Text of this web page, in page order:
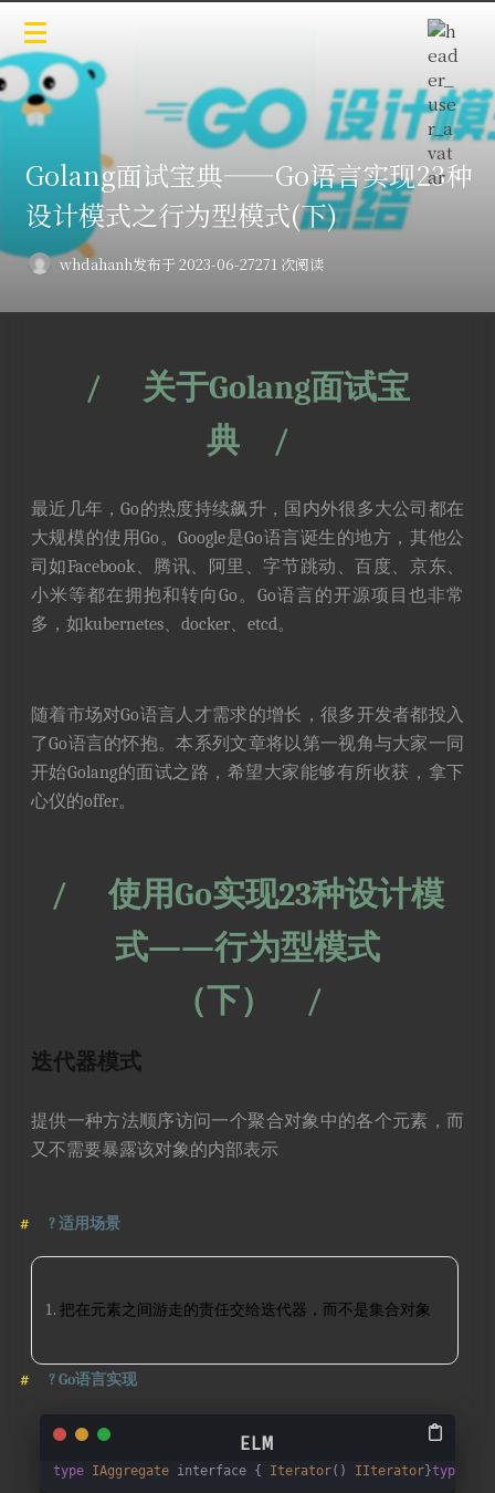
Golang面试宝典——Go语言实现23种
设计模式之行为型模式(下)
whdahanh发布于 2023-06-27271 次阅读
/
关于Golang面试宝
典
/
最近几年，Go的热度持续飙升，国内外很多大公司都在
大规模的使用Go。Google是Go语言诞生的地方，其他公
司如Facebook、腾讯、阿里、字节跳动、百度、京东、
小米等都在拥抱和转向Go。Go语言的开源项目也非常
多，如kubernetes、docker、etcd。
随着市场对Go语言人才需求的增长，很多开发者都投入
了Go语言的怀抱。本系列文章将以第一视角与大家一同
开始Golang的面试之路，希望大家能够有所收获，拿下
心仪的offer。
/
使用Go实现23种设计模
式——行为型模式
（下）
/
迭代器模式
提供一种方法顺序访问一个聚合对象中的各个元素，而
又不需要暴露该对象的内部表示
?适用场景
把在元素之间游走的责任交给迭代器，而不是集合对象
?Go语言实现
type IAggregate interface { Iterator() IIterator}type